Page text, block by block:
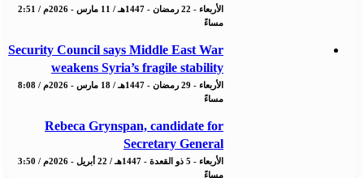
الأربعاء - 22 رمضان - 1447هـ / 11 مارس - 2026م / 2:51
مساءً
Security Council says Middle East War
weakens Syria’s fragile stability
الأربعاء - 29 رمضان - 1447هـ / 18 مارس - 2026م / 8:08
مساءً
Rebeca Grynspan, candidate for
Secretary General
الأربعاء - 5 ذو القعدة - 1447هـ / 22 أبريل - 2026م / 3:50
مساءً